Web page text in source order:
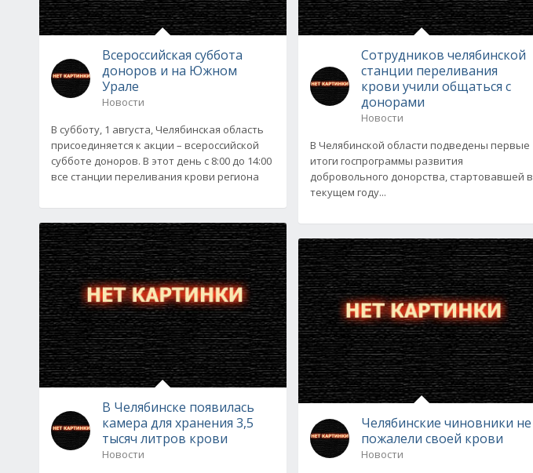
Всероссийская суббота
доноров и на Южном
Урале
Новости
В субботу, 1 августа, Челябинская область
присоединяется к акции – всероссийской
субботе доноров. В этот день с 8:00 до 14:00
все станции переливания крови региона
В Челябинске появилась
камера для хранения 3,5
тысяч литров крови
Новости
Сотрудников челябинской
станции переливания
крови учили общаться с
донорами
Новости
В Челябинской области подведены первые
итоги госпрограммы развития
добровольного донорства, стартовавшей в
текущем году...
Челябинские чиновники не
пожалели своей крови
Новости